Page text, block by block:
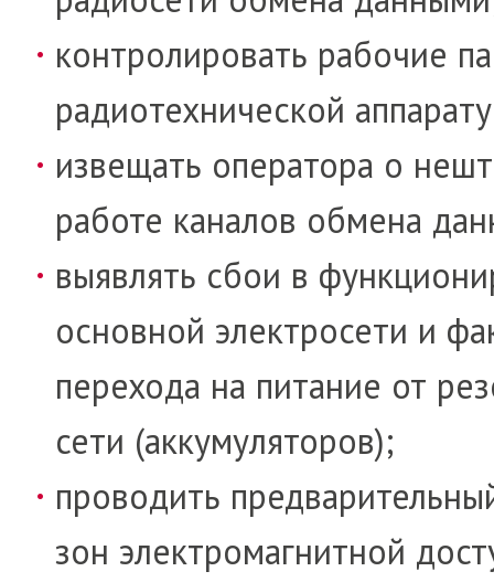
контролировать рабочие
радио­тех­нической
извещать оператора о
работе ка­на­лов об­мена
выявлять сбои в
основ­ной электросети и
перехода на питание от
сети (аккумуляторов);
проводить
зон элек­т­ро­магнитной